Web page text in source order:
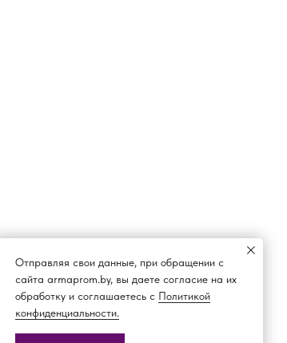
ДОСТАВКА И ОПЛАТА
Отправляя свои данные, при обращении с
сайта armaprom.by, вы даете согласие на их
обработку и соглашаетесь с Политикой
конфиденциальности.